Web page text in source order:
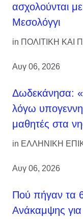
ασχολούνται
Μεσολόγγι
in ΠΟΛΙΤΙΚΗ ΚΑΙ
Αυγ 06, 2026
Δωδεκάνησα:
λόγω
μαθητές στα
in ΕΛΛΗΝΙΚΗ
Αυγ 06, 2026
Πού πήγαν τα
Ανάκαμψης